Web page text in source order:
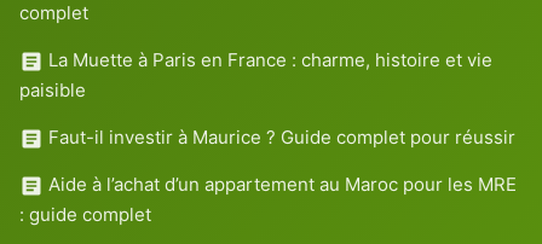
complet
La Muette à Paris en France : charme, histoire et vie
paisible
Faut-il investir à Maurice ? Guide complet pour réussir
Aide à l’achat d’un appartement au Maroc pour les MRE
: guide complet